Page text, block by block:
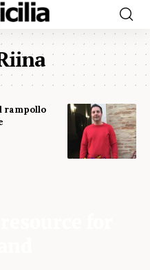
rampollo